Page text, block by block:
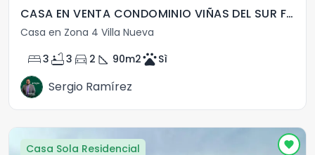
CASA EN VENTA CONDOMINIO VIÑAS DEL SUR FASE 2 V.N
Casa en Zona 4 Villa Nueva
bed3 bathtub3 directions_car 2 square_foot 90m2petsSì
Sergio Ramírez
Casa Sola Residencial